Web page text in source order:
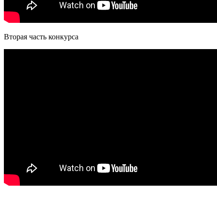
Вторая часть конкурса